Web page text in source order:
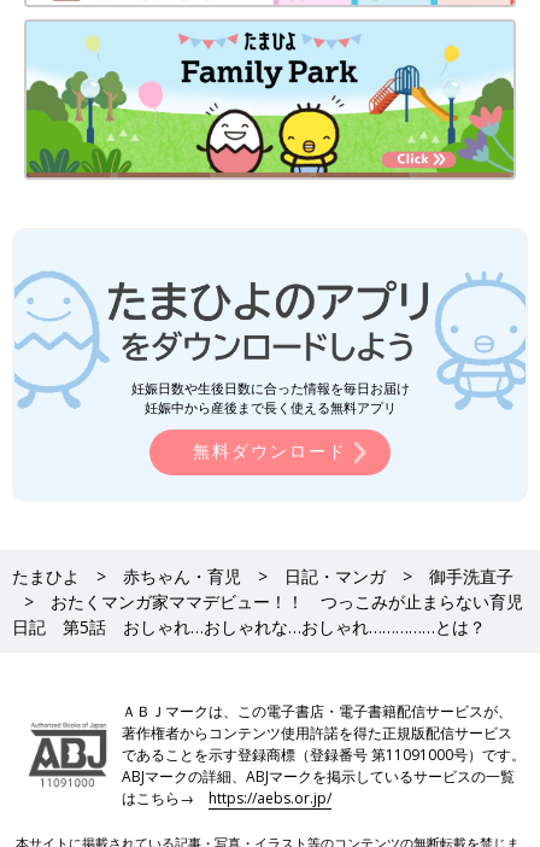
妊娠日数や生後日数に合った情報を毎日お届け
妊娠中から産後まで長く使える無料アプリ
無料ダウンロード
たまひよ 赤ちゃん・育児 日記・マンガ
御手洗直子
おたくマンガ家ママデビュー！！ つっこみが止まらない育児
日記 第5話 おしゃれ…おしゃれな…おしゃれ……………とは？
ＡＢＪマークは、この電子書店・電子書籍配信サービスが、
著作権者からコンテンツ使用許諾を得た正規版配信サービス
であることを示す登録商標（登録番号 第11091000号）です。
ABJマークの詳細、ABJマークを掲示しているサービスの一覧
はこちら→https://aebs.or.jp/
本サイトに掲載されている記事・写真・イラスト等のコンテンツの無断転載を禁じま